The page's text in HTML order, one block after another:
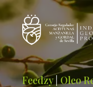
Feedzy| Oleo